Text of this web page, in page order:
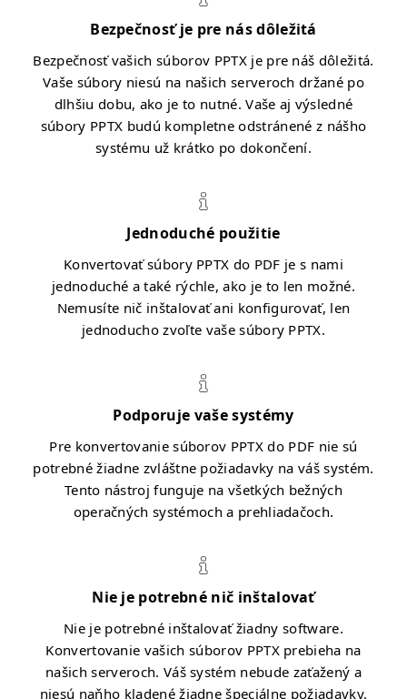
Bezpečnosť je pre nás dôležitá
Bezpečnosť vašich súborov PPTX je pre náš dôležitá.
Vaše súbory niesú na našich serveroch držané po
dlhšiu dobu, ako je to nutné. Vaše aj výsledné
súbory PPTX budú kompletne odstránené z nášho
systému už krátko po dokončení.
Jednoduché použitie
Konvertovať súbory PPTX do PDF je s nami
jednoduché a také rýchle, ako je to len možné.
Nemusíte nič inštalovať ani konfigurovať, len
jednoducho zvoľte vaše súbory PPTX.
Podporuje vaše systémy
Pre konvertovanie súborov PPTX do PDF nie sú
potrebné žiadne zvláštne požiadavky na váš systém.
Tento nástroj funguje na všetkých bežných
operačných systémoch a prehliadačoch.
Nie je potrebné nič inštalovať
Nie je potrebné inštalovať žiadny software.
Konvertovanie vašich súborov PPTX prebieha na
našich serveroch. Váš systém nebude zaťažený a
niesú naňho kladené žiadne špeciálne požiadavky.